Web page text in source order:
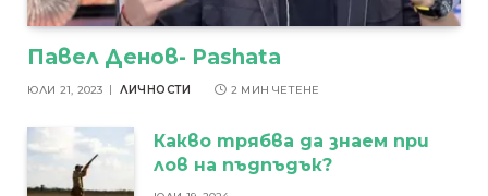
Павел Денов- Pashata
ЮЛИ 21, 2023 ЛИЧНОСТИ 2 МИН ЧЕТЕНЕ
Какво трябва да знаем при
лов на пъдпъдък?